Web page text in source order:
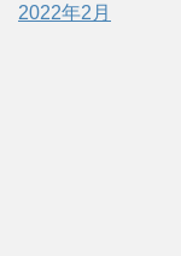
2022年2月